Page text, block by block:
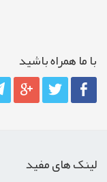
با ما همراه باشيد
لینک های مفید